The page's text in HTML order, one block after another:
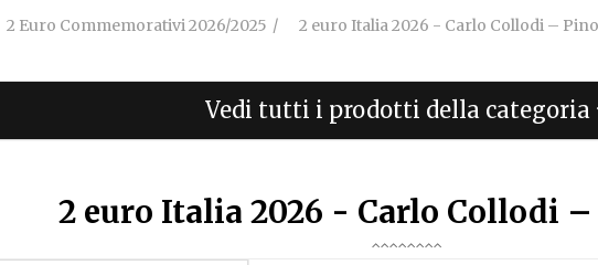
2 Euro Commemorativi 2026/2025 2 euro Italia 2026 - Carlo Collodi –
Vedi tutti i prodotti della categoria
2 euro Italia 2026 - Carlo Collodi